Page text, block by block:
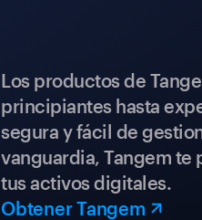
Los productos de
principiantes hasta
segura y fácil de
vanguardia, Tangem
tus activos digitales.
Obtener Tangem